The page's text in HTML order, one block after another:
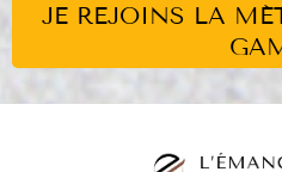
JE REJOINS LA